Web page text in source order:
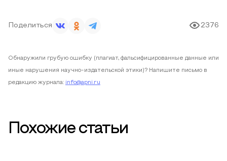
Поделиться 2376
Обнаружили грубую ошибку (плагиат, фальсифицированные данные или
иные нарушения научно-издательской этики)? Напишите письмо в
редакцию журнала: info@apni.ru
Похожие статьи